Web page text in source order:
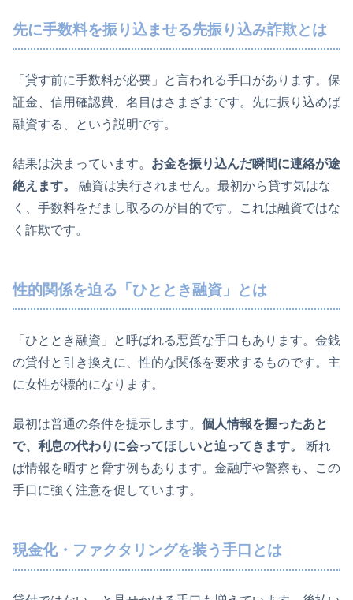
先に手数料を振り込ませる先振り込み詐欺とは
「貸す前に手数料が必要」と言われる手口があります。保
証金、信用確認費、名目はさまざまです。先に振り込めば
融資する、という説明です。
結果は決まっています。 お金を振り込んだ瞬間に連絡が途
絶えます。
融資は実行されません。最初から貸す気はな
く、手数料をだまし取るのが目的です。これは融資ではな
く詐欺です。
性的関係を迫る「ひととき融資」とは
「ひととき融資」と呼ばれる悪質な手口もあります。金銭
の貸付と引き換えに、性的な関係を要求するものです。主
に女性が標的になります。
最初は普通の条件を提示します。 個人情報を握ったあと
で、利息の代わりに会ってほしいと迫ってきます。
断れ
ば情報を晒すと脅す例もあります。金融庁や警察も、この
手口に強く注意を促しています。
現金化・ファクタリングを装う手口とは